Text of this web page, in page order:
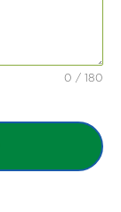
0 / 180